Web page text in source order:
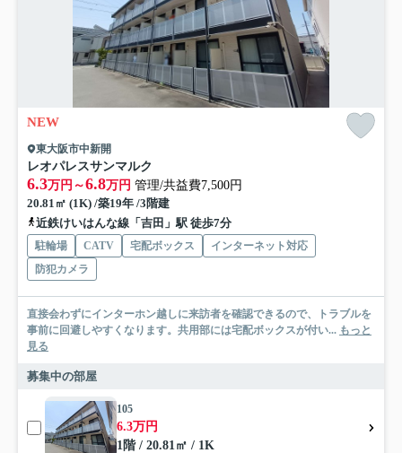
NEW
東大阪市中新開
レオパレスサンマルク
6.3万円～6.8万円 管理/共益費7,500円
20.81㎡ (1K) /築19年 /3階建
近鉄けいはんな線「吉田」駅 徒歩7分
駐輪場 CATV 宅配ボックス
インターネット対応
防犯カメラ
直接会わずにインターホン越しに来訪者を確認できるので、トラブルを
事前に回避しやすくなります。共用部には宅配ボックスが付い... もっと
見る
募集中の部屋
105
6.3万円
1階 / 20.81㎡ / 1K